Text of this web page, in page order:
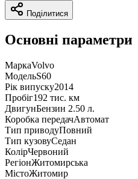
Поділитися
Основні параметри
МаркаVolvo
МодельS60
Рік випуску2014
Пробіг192 тис. км
ДвигунБензин 2.50 л.
Коробка передачАвтомат
Тип приводуПовний
Тип кузовуСедан
КолірЧервоний
РегіонЖитомирська
МістоЖитомир